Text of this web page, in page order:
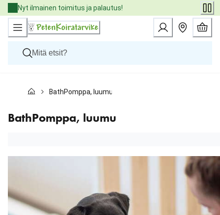
Skip
to
Content
Nyt ilmainen toimitus ja palautus!
Kissat
Eläinlääkäriruoat
Tuotemerkit
BathPomppa, luumu
BathPomppa, luumu